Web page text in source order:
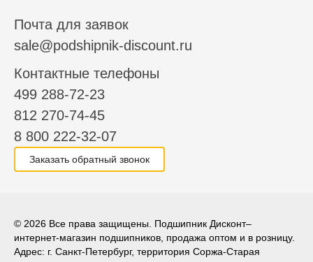
Почта для заявок
sale@podshipnik-discount.ru
Контактные телефоны
499 288-72-23
812 270-74-45
8 800 222-32-07
Заказать обратный звонок
© 2026 Все права защищены. Подшипник Дисконт–
интернет-магазин подшипников, продажа оптом и в розницу.
Адрес: г. Санкт-Петербург, территория Соржа-Старая